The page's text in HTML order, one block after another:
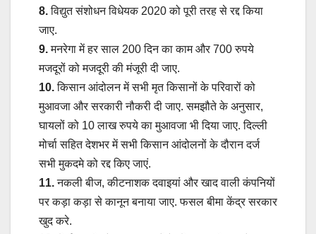
8.विद्युत संशोधन विधेयक 2020 को पूरी तरह से रद्द किया
जाए.
9.मनरेगा में हर साल 200 दिन का काम और 700 रुपये
मजदूरों को मजदूरी की मंजूरी दी जाए.
10.किसान आंदोलन में सभी मृत किसानों के परिवारों को
मुआवजा और सरकारी नौकरी दी जाए. समझौते के अनुसार,
घायलों को 10 लाख रुपये का मुआवजा भी दिया जाए. दिल्ली
मोर्चा सहित देशभर में सभी किसान आंदोलनों के दौरान दर्ज
सभी मुकदमे को रद्द किए जाएं.
11.नकली बीज, कीटनाशक दवाइयां और खाद वाली कंपनियों
पर कड़ा कड़ा से कानून बनाया जाए. फसल बीमा केंद्र सरकार
खुद करे.